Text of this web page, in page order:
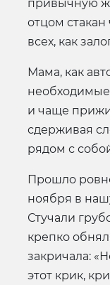
привычную
отцом
всех, как
Мама, как
и чаще
сдерживая
рядом с
Прошло
ноября в
Стучали
крепко
закричала:
этот крик,